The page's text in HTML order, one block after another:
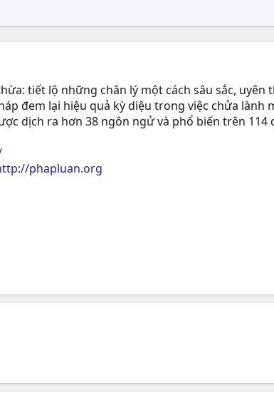
tiết lộ những chân lý một cách sâu sắc,
đem lại hiệu quả kỳ diệu trong việc chửa
dịch ra hơn 38 ngôn ngử và phổ biến trên
phapluan.org